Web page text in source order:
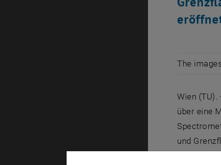
The
Wien (TU).
über eine
und